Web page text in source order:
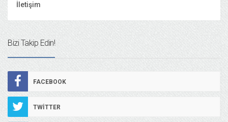
İletişim
Bizi Takip Edin!
FACEBOOK
TWITTER